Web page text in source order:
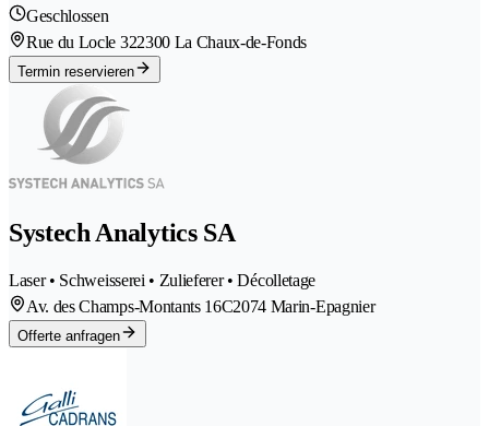
Geschlossen
Rue du Locle 322300 La Chaux-de-Fonds
Termin reservieren
Systech Analytics SA
Laser • Schweisserei • Zulieferer • Décolletage
Av. des Champs-Montants 16C2074 Marin-Epagnier
Offerte anfragen